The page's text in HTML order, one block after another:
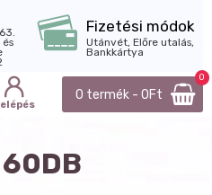
és
Fizetési módok
Utánvét, Előre utalás,
Bankkártya
0 termék - 0Ft
0
60DB